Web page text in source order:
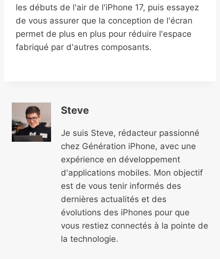
les débuts de l'air de l'iPhone 17, puis essayez
de vous assurer que la conception de l'écran
permet de plus en plus pour réduire l'espace
fabriqué par d'autres composants.
Steve
Je suis Steve, rédacteur passionné
chez Génération iPhone, avec une
expérience en développement
d'applications mobiles. Mon objectif
est de vous tenir informés des
dernières actualités et des
évolutions des iPhones pour que
vous restiez connectés à la pointe de
la technologie.